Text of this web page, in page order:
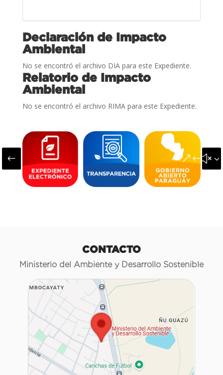
Declaración de Impacto
Ambiental
No se encontró el archivo DIA para este Expediente.
Relatorio de Impacto
Ambiental
No se encontró el archivo RIMA para este Expediente.
#
CONTACTO
Ministerio del Ambiente y Desarrollo Sostenible